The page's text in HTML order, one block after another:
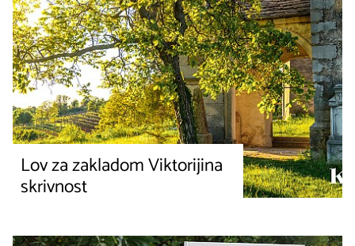
Lov za zakladom Viktorijina
skrivnost